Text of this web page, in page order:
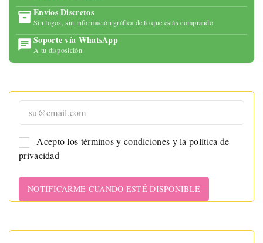
Envíos Discretos
Sin logos, sin información gráfica de lo que estás comprando
Soporte vía WhatsApp
A tu disposición
Acepto los términos y condiciones y la política de
privacidad
NOTIFICARME CUANDO ESTÉ DISPONIBLE